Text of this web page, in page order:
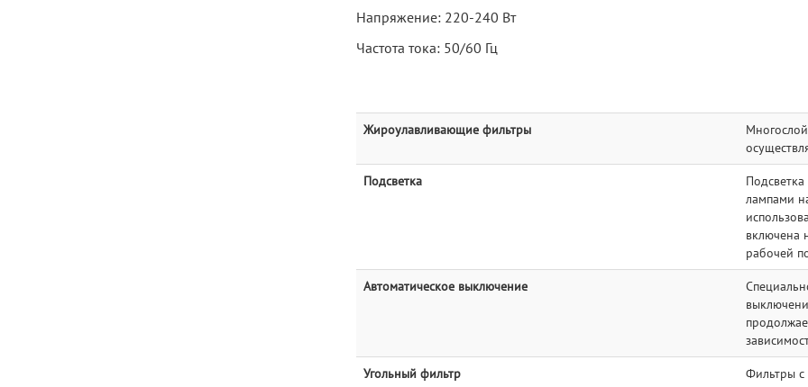
Напряжение: 220-240 Вт
Частота тока: 50/60 Гц
Жироулавливающие фильтры
Подсветка
лампами
включена
рабочей
Автоматическое выключение
Угольный фильтр
Фильтры с